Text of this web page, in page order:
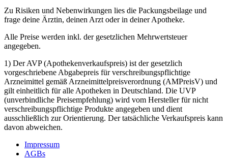
Zu Risiken und Nebenwirkungen lies die Packungsbeilage und
frage deine Ärztin, deinen Arzt oder in deiner Apotheke.
Alle Preise werden inkl. der gesetzlichen Mehrwertsteuer
angegeben.
1) Der AVP (Apothekenverkaufspreis) ist der gesetzlich
vorgeschriebene Abgabepreis für verschreibungspflichtige
Arzneimittel gemäß Arzneimittelpreisverordnung (AMPreisV) und
gilt einheitlich für alle Apotheken in Deutschland. Die UVP
(unverbindliche Preisempfehlung) wird vom Hersteller für nicht
verschreibungspflichtige Produkte angegeben und dient
ausschließlich zur Orientierung. Der tatsächliche Verkaufspreis kann
davon abweichen.
Impressum
AGBs